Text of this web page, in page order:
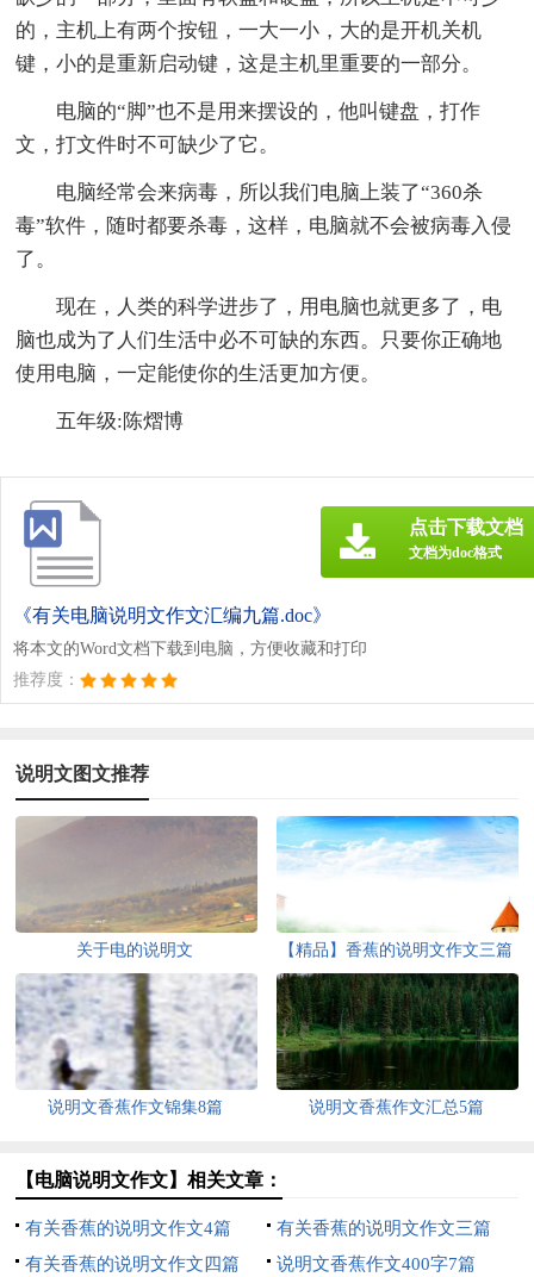
的，主机上有两个按钮，一大一小，大的是开机关机
键，小的是重新启动键，这是主机里重要的一部分。
电脑的“脚”也不是用来摆设的，他叫键盘，打作
文，打文件时不可缺少了它。
电脑经常会来病毒，所以我们电脑上装了“360杀
毒”软件，随时都要杀毒，这样，电脑就不会被病毒入侵
了。
现在，人类的科学进步了，用电脑也就更多了，电
脑也成为了人们生活中必不可缺的东西。只要你正确地
使用电脑，一定能使你的生活更加方便。
五年级:陈熠博
《有关电脑说明文作文汇编九篇.doc》
将本文的Word文档下载到电脑，方便收藏和打印
推荐度：
点击下载文档
文档为doc格式
说明文图文推荐
关于电的说明文 【精品】香蕉的说明文作文三篇
说明文香蕉作文锦集8篇 说明文香蕉作文汇总5篇
【电脑说明文作文】相关文章：
有关香蕉的说明文作文4篇
有关香蕉的说明文作文三篇
有关香蕉的说明文作文四篇
说明文香蕉作文400字7篇